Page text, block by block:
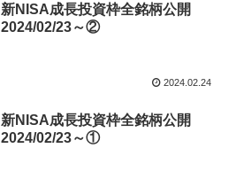
新NISA成長投資枠全銘柄公開
2024/02/23～②
2024.02.24
新NISA成長投資枠全銘柄公開
2024/02/23～①